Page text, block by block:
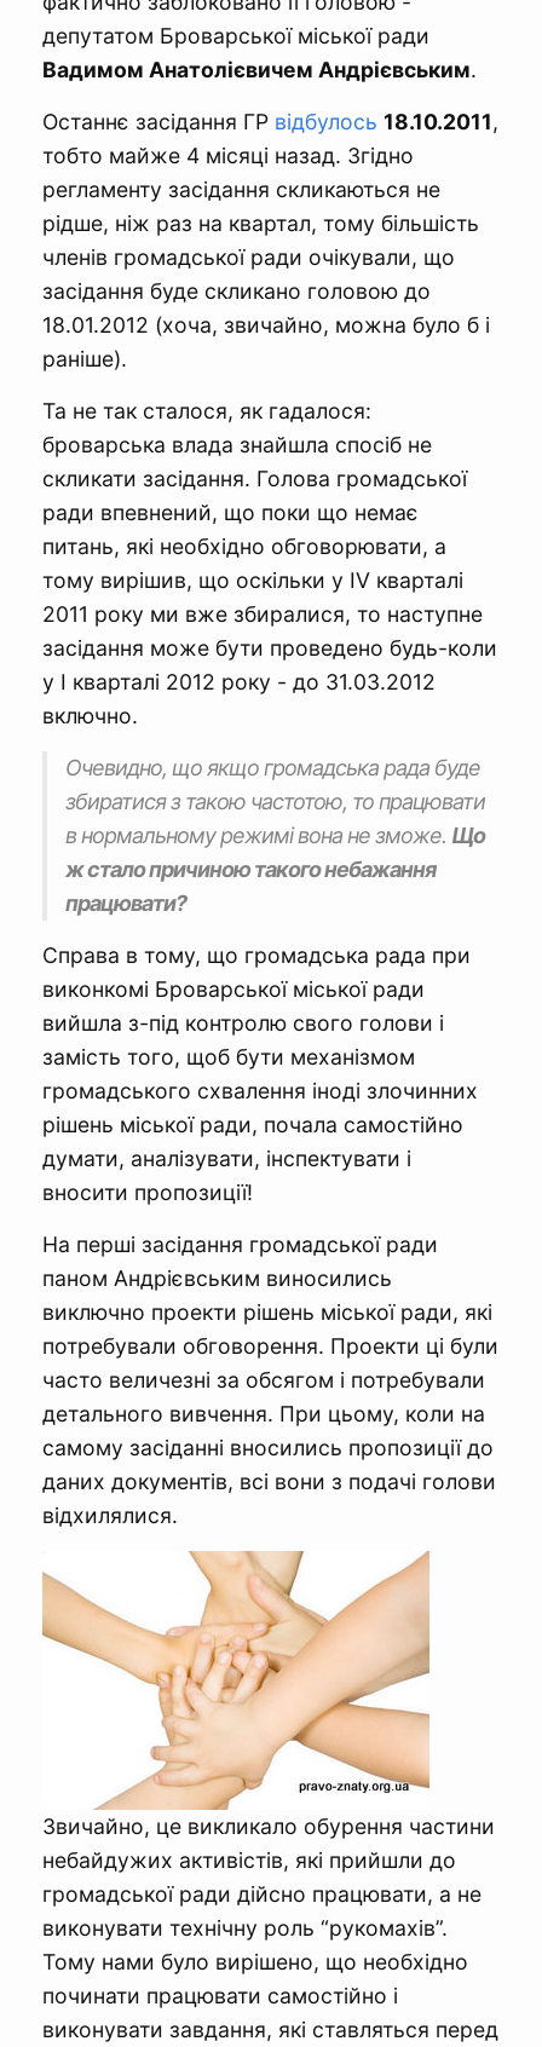
депутатом Броварської міської ради
Вадимом Анатолієвичем Андрієвським.
Останнє засідання ГР відбулось 18.10.2011,
тобто майже 4 місяці назад. Згідно
регламенту засідання скликаються не
рідше, ніж раз на квартал, тому більшість
членів громадської ради очікували, що
засідання буде скликано головою до
18.01.2012 (хоча, звичайно, можна було б і
раніше).
Та не так сталося, як гадалося:
броварська влада знайшла спосіб не
скликати засідання. Голова громадської
ради впевнений, що поки що немає
питань, які необхідно обговорювати, а
тому вирішив, що оскільки у IV кварталі
2011 року ми вже збиралися, то наступне
засідання може бути проведено будь-коли
у I кварталі 2012 року - до 31.03.2012
включно.
Очевидно, що якщо громадська рада буде
збиратися з такою частотою, то працювати
в нормальному режимі вона не зможе. Що
ж стало причиною такого небажання
працювати?
Справа в тому, що громадська рада при
виконкомі Броварської міської ради
вийшла з-під контролю свого голови і
замість того, щоб бути механізмом
громадського схвалення іноді злочинних
рішень міської ради, почала самостійно
думати, аналізувати, інспектувати і
вносити пропозиції!
На перші засідання громадської ради
паном Андрієвським виносились
виключно проекти рішень міської ради, які
потребували обговорення. Проекти ці були
часто величезні за обсягом і потребували
детального вивчення. При цьому, коли на
самому засіданні вносились пропозиції до
даних документів, всі вони з подачі голови
відхилялися.
Звичайно, це викликало обурення частини
небайдужих активістів, які прийшли до
громадської ради дійсно працювати, а не
виконувати технічну роль “рукомахів”.
Тому нами було вирішено, що необхідно
починати працювати самостійно і
виконувати завдання, які ставляться перед